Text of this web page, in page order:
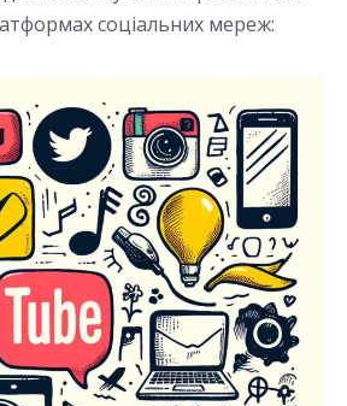
соціальних мереж: